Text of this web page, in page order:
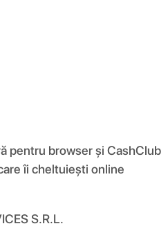
pentru browser și CashClub
îi cheltuiești online
S.R.L.